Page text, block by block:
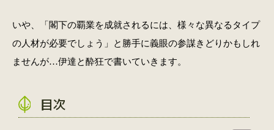
いや、「閣下の覇業を成就されるには、様々な異なるタイプ
の人材が必要でしょう」と勝手に義眼の参謀きどりかもしれ
ませんが…伊達と酔狂で書いていきます。
目次